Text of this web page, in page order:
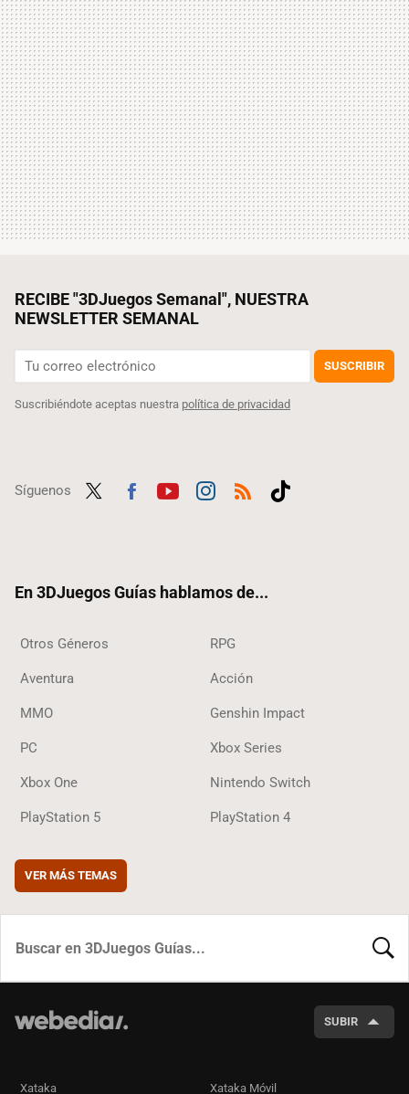
RECIBE "3DJuegos Semanal", NUESTRA
NEWSLETTER SEMANAL
SUSCRIBIR
Suscribiéndote aceptas nuestra política de privacidad
Síguenos
En 3DJuegos Guías hablamos de...
Otros Géneros RPG
Aventura Acción
MMO Genshin Impact
PC Xbox Series
Xbox One Nintendo Switch
PlayStation 5 PlayStation 4
VER MÁS TEMAS
SUBIR
Xataka Xataka Móvil